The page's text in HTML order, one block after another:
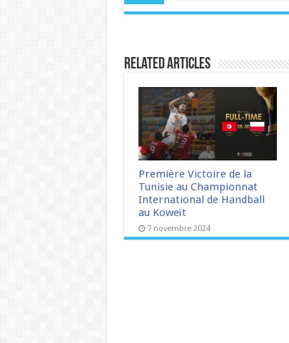
Related Articles
Première Victoire de la
Tunisie au Championnat
International de Handball
au Koweït
7 novembre 2024